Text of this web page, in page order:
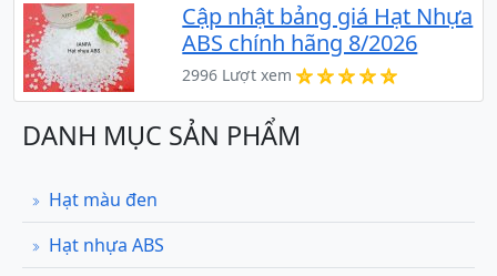
Cập nhật bảng giá Hạt Nhựa
ABS chính hãng 8/2026
2996 Lượt xem
DANH MỤC SẢN PHẨM
Hạt màu đen
Hạt nhựa ABS